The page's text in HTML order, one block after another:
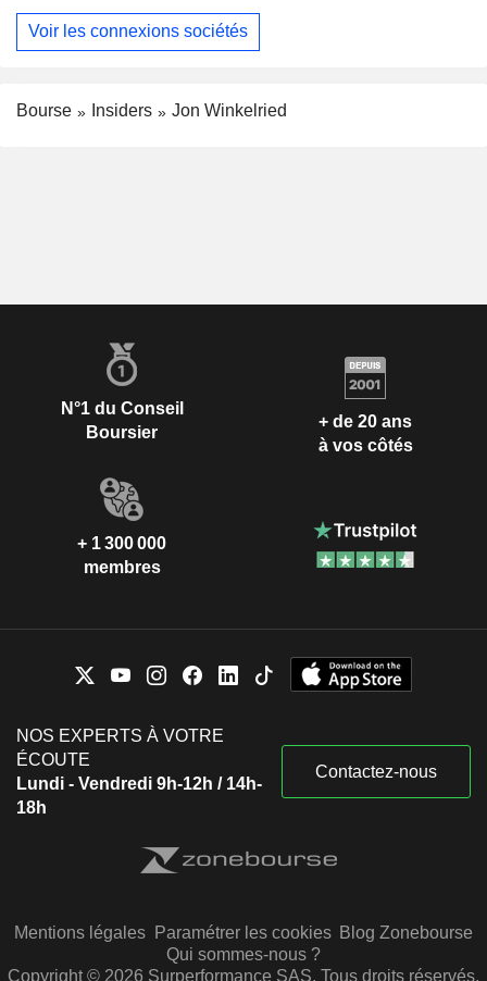
Voir les connexions sociétés
Bourse Insiders Jon Winkelried
N°1 du Conseil
Boursier
+ de 20 ans
à vos côtés
+ 1 300 000
membres
NOS EXPERTS À VOTRE
ÉCOUTE
Lundi - Vendredi 9h-12h / 14h-
18h
Contactez-nous
Mentions légales Paramétrer les cookies Blog Zonebourse
Qui sommes-nous ?
Copyright © 2026 Surperformance SAS. Tous droits réservés.